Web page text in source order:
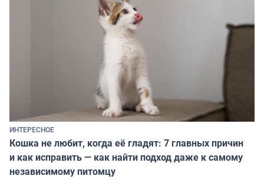
ИНТЕРЕСНОЕ
Кошка не любит, когда её гладят: 7 главных причин
и как исправить — как найти подход даже к самому
независимому питомцу